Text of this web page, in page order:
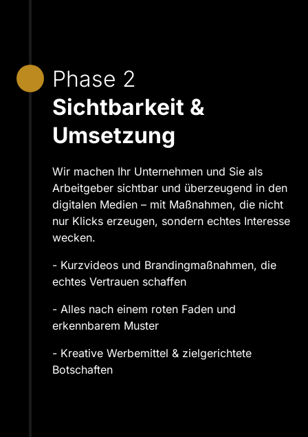
Phase 2
Sichtbarkeit &
Umsetzung
Wir machen Ihr Unternehmen und Sie als
Arbeitgeber sichtbar und überzeugend in den
digitalen Medien – mit Maßnahmen, die nicht
nur Klicks erzeugen, sondern echtes Interesse
wecken.
- Kurzvideos und Brandingmaßnahmen, die
echtes Vertrauen schaffen
- Alles nach einem roten Faden und
erkennbarem Muster
- Kreative Werbemittel & zielgerichtete
Botschaften